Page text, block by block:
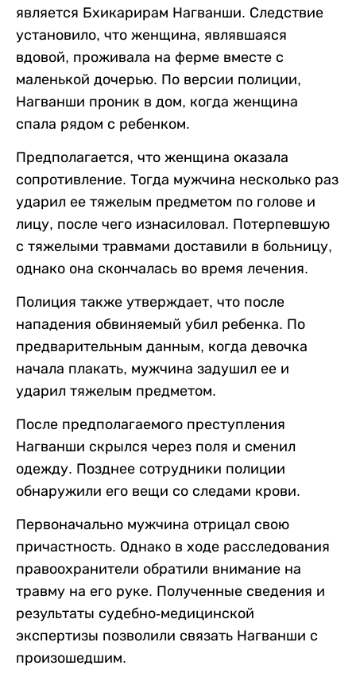
является Бхикарирам Нагванши. Следствие
установило, что женщина, являвшаяся
вдовой, проживала на ферме вместе с
маленькой дочерью. По версии полиции,
Нагванши проник в дом, когда женщина
спала рядом с ребенком.
Предполагается, что женщина оказала
сопротивление. Тогда мужчина несколько раз
ударил ее тяжелым предметом по голове и
лицу, после чего изнасиловал. Потерпевшую
с тяжелыми травмами доставили в больницу,
однако она скончалась во время лечения.
Полиция также утверждает, что после
нападения обвиняемый убил ребенка. По
предварительным данным, когда девочка
начала плакать, мужчина задушил ее и
ударил тяжелым предметом.
После предполагаемого преступления
Нагванши скрылся через поля и сменил
одежду. Позднее сотрудники полиции
обнаружили его вещи со следами крови.
Первоначально мужчина отрицал свою
причастность. Однако в ходе расследования
правоохранители обратили внимание на
травму на его руке. Полученные сведения и
результаты судебно-медицинской
экспертизы позволили связать Нагванши с
произошедшим.